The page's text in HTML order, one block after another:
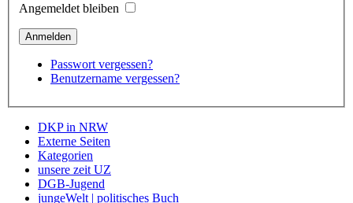
Angemeldet bleiben
Passwort vergessen?
Benutzername vergessen?
DKP in NRW
Externe Seiten
Kategorien
unsere zeit UZ
DGB-Jugend
jungeWelt | politisches Buch